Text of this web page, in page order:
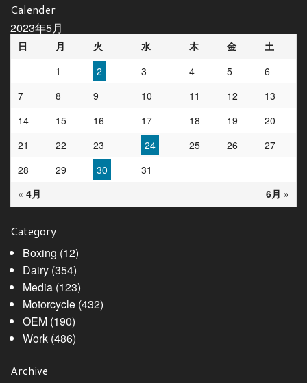
Calender
2023年5月
日 月 火 水 木 金 土
« 4月 6月 »
1 2 3 4 5
6
7
8 9 10 11 12
13
14
15 16 17 18 19
20
21
22 23 24 25 26
27
28
29 30 31
Category
Boxing (12)
Dairy(354)
Media(123)
Motorcycle(432)
OEM(190)
Work(486)
Archive